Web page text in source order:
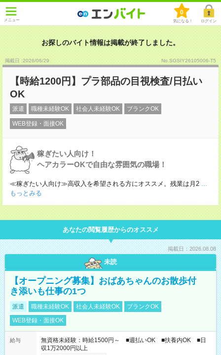
メニュー
0
気になる！ ログイン
お探しのバイト情報は掲載が終了しました。
掲載日 :2026/06/29 No.SGSIY26105006-T5
【時給1200円】プラ部品の目視検査/日払い
OK
派遣 職種未経験OK 社会人未経験OK ブランクOK
WEB登録・面接OK
稼ぎたい人向け！
ヘアカラーOKで自由な雰囲気の職場！
≪稼ぎたい人向け≫高収入を希望される方にオススメ。残業は月2 ...
もっとみる
あなたの閲覧履歴からのオススメ
掲載日：2026.08.08
未読
【オープニング募集】おばあちゃんのお散歩付
き添いも仕事の1つ
派遣 職種未経験OK 社会人未経験OK
ブランクOK
WEB登録・面接OK
給与
無資格未経験：時給1500円～ ■週払いOK ■扶養内OK ■日
収1万2000円以上